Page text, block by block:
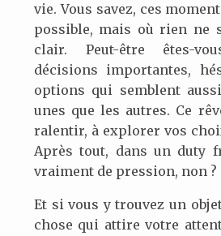
vie. Vous savez, ces
possible, mais où rien ne
clair. Peut-être êtes-
décisions importantes,
options qui semblent
unes que les autres. Ce
ralentir, à explorer vos
Après tout, dans un duty
vraiment de pression, non ?
Et si vous y trouvez un
chose qui attire votre